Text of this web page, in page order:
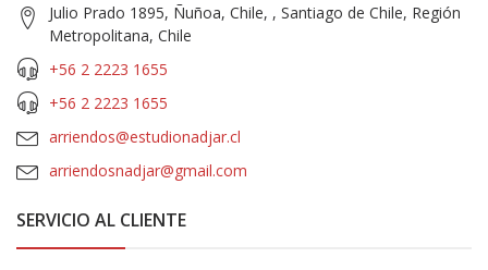
Julio Prado 1895, Ñuñoa, Chile, , Santiago de Chile, Región
Metropolitana, Chile
+56 2 2223 1655
+56 2 2223 1655
arriendos@estudionadjar.cl
arriendosnadjar@gmail.com
SERVICIO AL CLIENTE